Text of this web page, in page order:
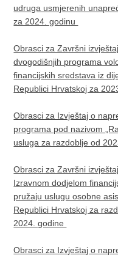
udruga usmjerenih
za 2024. godinu
Obrasci za Završni
dvogodišnjih programa
financijskih sredstava iz
Republici Hrvatskoj za
Obrasci za Izvještaj o
programa pod nazivom
usluga za razdoblje od
Obrasci za Završni
Izravnom dodjelom
pružaju uslugu osobne
Republici Hrvatskoj za
2024. godine
Obrasci za Izvještaj o